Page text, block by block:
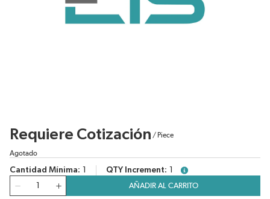
Requiere Cotización / Piece
Agotado
Cantidad Mínima QTY Increment
more info
Cantidad
AÑADIR AL CARRITO